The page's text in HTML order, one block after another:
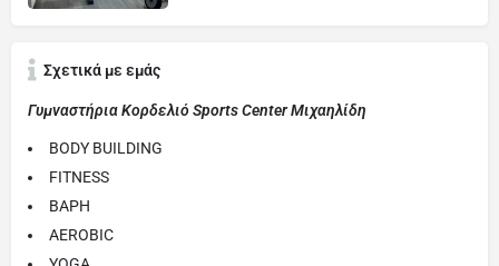
Σχετικά με εμάς
Γυμναστήρια Κορδελιό Sports Center Μιχαηλίδη
BODY BUILDING
FITNESS
ΒΑΡΗ
AEROBIC